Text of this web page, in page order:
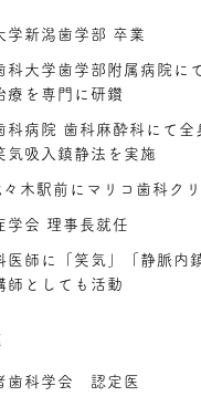
学新潟歯学部 卒業
科大学歯学部附属病院に
療を専門に研鑽
科病院 歯科麻酔科にて全
気吸入鎮静法を実施
木駅前にマリコ歯科ク
学会 理事長就任
医師に「笑気」「静脈内
師としても活動
歯科学会 認定医